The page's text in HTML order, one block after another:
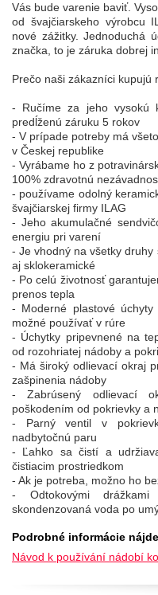
Vás bude varenie baviť.
od švajčiarskeho výrobcu
nové zážitky. Jednoduchá
značka, to je záruka dobrej
Prečo naši zákazníci kupujú
- Ručíme za jeho vysokú
predĺženú záruku 5 rokov
- V prípade potreby má
v Českej republike
- Vyrábame ho z
100% zdravotnú
- používame odolný
švajčiarskej firmy ILAG
- Jeho akumulačné
energiu pri varení
- Je vhodný na všetky
aj sklokeramické
- Po celú životnosť
prenos tepla
- Moderné plastové
možné používať v rúre
- Úchytky pripevnené na
od rozohriatej nádoby a
- Má široký odlievací okraj
zašpinenia nádoby
- Zabrúsený odlievací
poškodením od pokrievky a
- Parný ventil v
nadbytočnú paru
- Ľahko sa čistí a
čistiacim prostriedkom
- Ak je potreba, možno ho
- Odtokovými
skondenzovaná voda po
Podrobné informácie
Návod k používání nádobí